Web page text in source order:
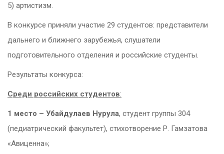
5) артистизм.
В конкурсе приняли участие 29 студентов: представители
дальнего и ближнего зарубежья, слушатели
подготовительного отделения и российские студенты.
Результаты конкурса:
Среди российских студентов:
1 место – Убайдулаев Нурула, студент группы 304
(педиатрический факультет), стихотворение Р. Гамзатова
«Авиценна»;